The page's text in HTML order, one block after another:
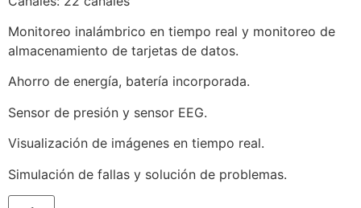
Monitoreo inalámbrico en tiempo real y monitoreo de
almacenamiento de tarjetas de datos.
Ahorro de energía, batería incorporada.
Sensor de presión y sensor EEG.
Visualización de imágenes en tiempo real.
Simulación de fallas y solución de problemas.